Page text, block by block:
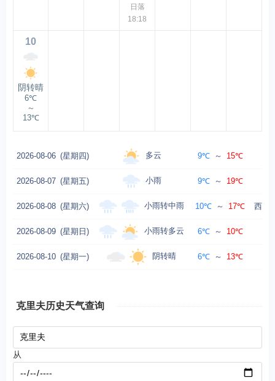
日落
18:18
10
阴转晴
6℃
～
13℃
2026-08-06 (星期四) 多云 9℃ ～ 15℃
2026-08-07 (星期五) 小雨 9℃ ～ 19℃
2026-08-08 (星期六) 小雨转中雨 10℃ ～ 17℃ 西北
2026-08-09 (星期日) 小雨转多云 6℃ ～ 10℃
2026-08-10 (星期一) 阴转晴 6℃ ～ 13℃
克里夫历史天气查询
从